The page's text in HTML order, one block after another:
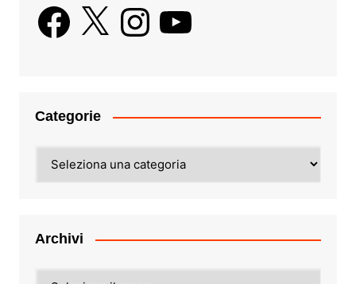
Facebook
X InstagramYouTube
Categorie
Archivi